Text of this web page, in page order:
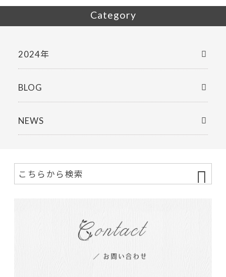
Category
2024年
BLOG
NEWS